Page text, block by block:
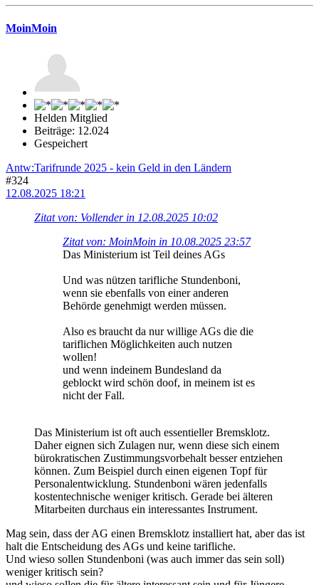
MoinMoin
Helden Mitglied
Beiträge: 12.024
Gespeichert
Antw:Tarifrunde 2025 - kein Geld in den Ländern
#324
12.08.2025 18:21
Zitat von: Vollender in 12.08.2025 10:02
Zitat von: MoinMoin in 10.08.2025 23:57
Das Ministerium ist Teil deines AGs
Und was nützen tarifliche Stundenboni,
wenn sie ebenfalls von einer anderen
Behörde genehmigt werden müssen.
Also es braucht da nur willige AGs die die
tariflichen Möglichkeiten auch nutzen
wollen!
und wenn indeinem Bundesland da
geblockt wird schön doof, in meinem ist es
nicht der Fall.
Das Ministerium ist oft auch essentieller Bremsklotz.
Daher eignen sich Zulagen nur, wenn diese sich einem
bürokratischen Zustimmungsvorbehalt besser entziehen
können. Zum Beispiel durch einen eigenen Topf für
Personalentwicklung. Stundenboni wären jedenfalls
kostentechnische weniger kritisch. Gerade bei älteren
Mitarbeiten durchaus ein interessantes Instrument.
Mag sein, dass der AG einen Bremsklotz installiert hat, aber das ist
halt die Entscheidung des AGs und keine tarifliche.
Und wieso sollen Stundenboni (was auch immer das sein soll)
weniger kritisch sein?